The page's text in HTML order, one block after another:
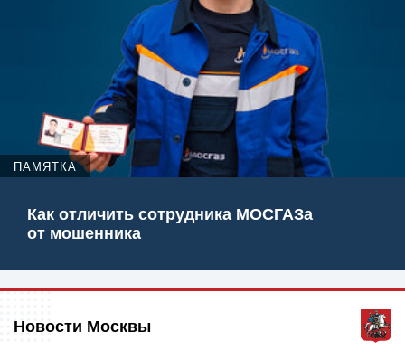
ПАМЯТКА
Как отличить сотрудника МОСГАЗа
от мошенника
Новости Москвы